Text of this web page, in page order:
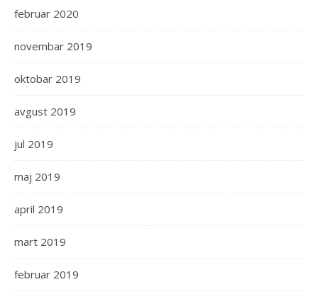
februar 2020
novembar 2019
oktobar 2019
avgust 2019
jul 2019
maj 2019
april 2019
mart 2019
februar 2019